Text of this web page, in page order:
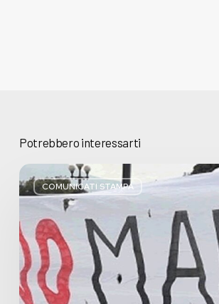
Potrebbero interessarti
COMUNICATI STAMPA
Basta
bugie,
Regione
Lombardia
pratica
l’antimafia
solo
a
parole